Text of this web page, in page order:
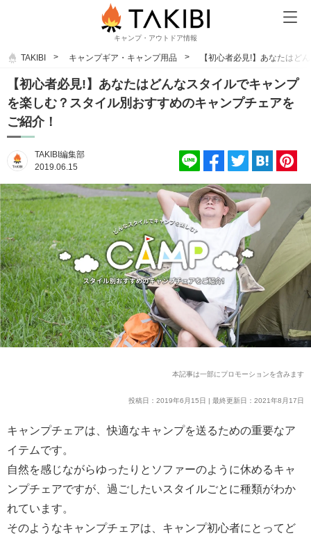
キャンプ・アウトドア情報
TAKIBI キャンプギア・キャンプ用品 【初心者必見!】あなたはど
【初心者必見!】あなたはどんなスタイルでキャンプ
を楽しむ？スタイル別おすすめのキャンプチェアを
ご紹介！
TAKIBI編集部
2019.06.15
本記事は一部にプロモーションを含みます
投稿日：2019年6月15日 | 最終更新日：2021年8月17日
キャンプチェアは、快適なキャンプを送るための重要なア
イテムです。
自然を感じながらゆったりとソファーのように休めるキャ
ンプチェアですが、過ごしたいスタイルごとに種類がわか
れています。
そのようなキャンプチェアは、キャンプ初心者にとってど